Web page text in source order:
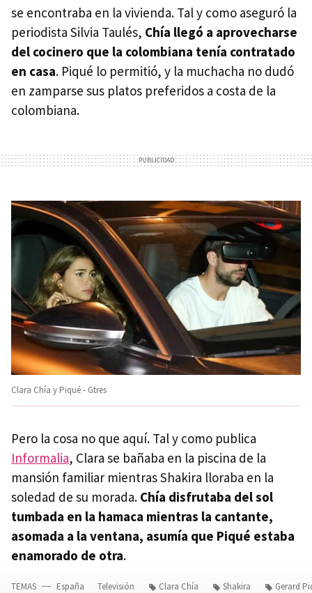
se encontraba en la vivienda. Tal y como aseguró la
periodista Silvia Taulés, Chía llegó a aprovecharse
del cocinero que la colombiana tenía contratado
en casa. Piqué lo permitió, y la muchacha no dudó
en zamparse sus platos preferidos a costa de la
colombiana.
Clara Chía y Piqué - Gtres
Pero la cosa no que aquí. Tal y como publica
Informalia, Clara se bañaba en la piscina de la
mansión familiar mientras Shakira lloraba en la
soledad de su morada. Chía disfrutaba del sol
tumbada en la hamaca mientras la cantante,
asomada a la ventana, asumía que Piqué estaba
enamorado de otra.
TEMAS España Televisión Clara Chía Shakira Gerard